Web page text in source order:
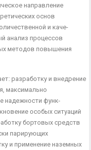
направ­ление
основ
и каче­
анализ процессов
методов повышения
разработку и внедрение
максималь­но
надежности функ­
особых ситу­аций
бортовых средств
парирую­щих
и применение на­земных